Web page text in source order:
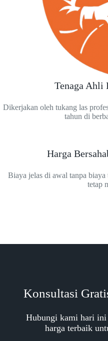
Tenaga Ahli
Dikerjakan oleh tukang las
tahun di
Harga
Biaya jelas di awal tanpa
tetap
Konsultasi
Hubungi kami hari ini
harga terbaik